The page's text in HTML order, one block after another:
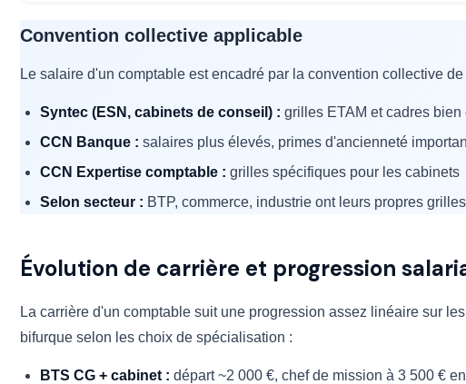
Convention collective applicable
Le salaire d'un comptable est encadré par la convention collective de
Syntec (ESN, cabinets de conseil) : grilles ETAM et cadres bien
CCN Banque : salaires plus élevés, primes d'ancienneté
CCN Expertise comptable : grilles spécifiques pour les cabinets
Selon secteur : BTP, commerce, industrie ont leurs propres
Évolution de carrière et progression
La carrière d'un comptable suit une progression assez linéaire sur
bifurque selon les choix de spécialisation :
BTS CG + cabinet : départ ~2 000 €, chef de mission à 3 500 €